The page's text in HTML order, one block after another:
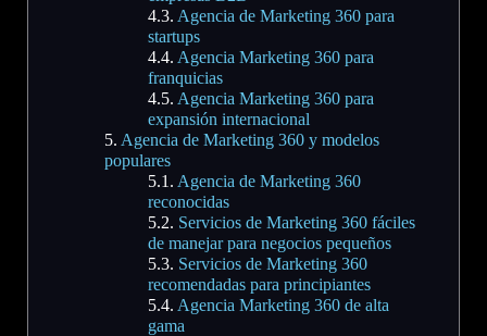
Agencia de Marketing 360 para
startups
Agencia Marketing 360 para
franquicias
Agencia Marketing 360 para
expansión internacional
Agencia de Marketing 360 y modelos
populares
Agencia de Marketing 360
reconocidas
Servicios de Marketing 360 fáciles
de manejar para negocios pequeños
Servicios de Marketing 360
recomendadas para principiantes
Agencia Marketing 360 de alta
gama